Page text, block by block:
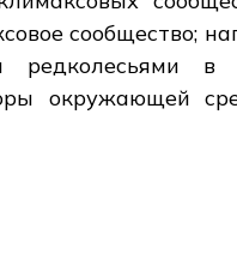
сообщество;
в
окружающей